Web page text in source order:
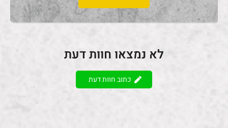
לא נמצאו חוות דעת
כתוב חוות דעת